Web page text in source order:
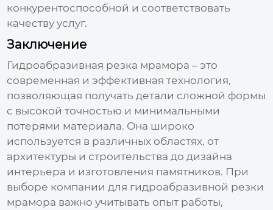
конкурентоспособной и соответствовать
качеству услуг.
Заключение
Гидроабразивная резка мрамора – это
современная и эффективная технология,
позволяющая получать детали сложной формы
с высокой точностью и минимальными
потерями материала. Она широко
используется в различных областях, от
архитектуры и строительства до дизайна
интерьера и изготовления памятников. При
выборе компании для гидроабразивной резки
мрамора важно учитывать опыт работы,